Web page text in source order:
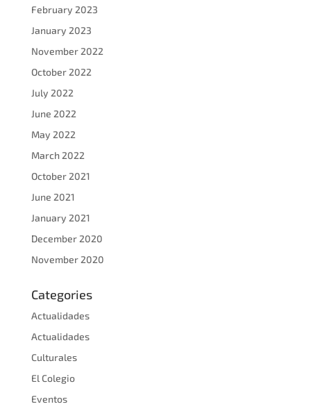
February 2023
January 2023
November 2022
October 2022
July 2022
June 2022
May 2022
March 2022
October 2021
June 2021
January 2021
December 2020
November 2020
Categories
Actualidades
Actualidades
Culturales
El Colegio
Eventos